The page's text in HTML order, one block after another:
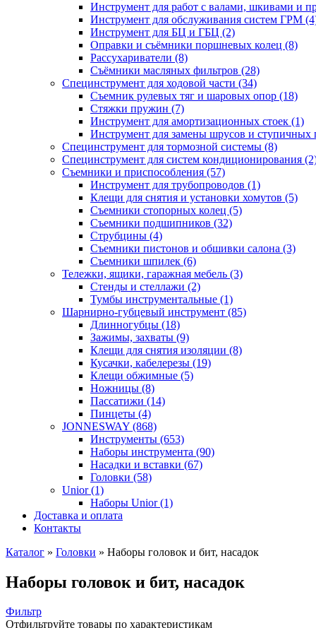
Инструмент для работ с валами, шкивами и
Инструмент для обслуживания систем ГРМ
Инструмент для БЦ и ГБЦ (2)
Оправки и съёмники поршневых колец (8)
Рассухариватели (8)
Съёмники масляных фильтров (28)
Специнструмент для ходовой части (34)
Съемник рулевых тяг и шаровых опор (18)
Стяжки пружин (7)
Инструмент для амортизационных стоек (1)
Инструмент для замены шрусов и
Специнструмент для тормозной системы (8)
Специнструмент для систем кондиционирования
Съемники и приспособления (57)
Инструмент для трубопроводов (1)
Клещи для снятия и установки хомутов (5)
Съемники стопорных колец (5)
Съемники подшипников (32)
Струбцины (4)
Съемники пистонов и обшивки салона (3)
Съемники шпилек (6)
Тележки, ящики, гаражная мебель (3)
Cтенды и стеллажи (2)
Тумбы инструментальные (1)
Шарнирно-губцевый инструмент (85)
Длинногубцы (18)
Зажимы, захваты (9)
Клещи для снятия изоляции (8)
Кусачки, кабелерезы (19)
Клещи обжимные (5)
Ножницы (8)
Пассатижи (14)
Пинцеты (4)
JONNESWAY (868)
Инструменты (653)
Наборы инструмента (90)
Насадки и вставки (67)
Головки (58)
Unior (1)
Наборы Unior (1)
Доставка и оплата
Контакты
Каталог » Головки » Наборы головок и бит, насадок
Наборы головок и бит, насадок
Фильтр
Отфильтруйте товары по характеристикам